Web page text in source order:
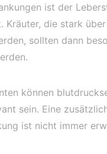
ist der
Kräuter, die stark
sollten dann
können
sein. Eine
ist nicht immer